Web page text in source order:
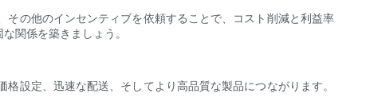
の他のインセンティブを依頼することで、コスト削減と利益率
関係を築きましょう。
設定、迅速な配送、そしてより高品質な製品につながります。